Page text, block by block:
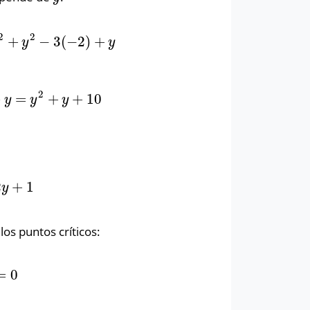
+ y2 − 3(−2) + y
y 2− 3(− 2)+y
y = y2 + y + 10
y2+y+10
y + 1
1
puntos críticos:
0